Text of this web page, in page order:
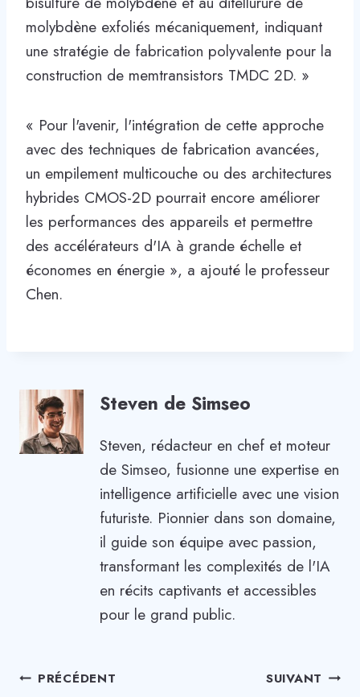
molybdène exfoliés mécaniquement, indiquant
une stratégie de fabrication polyvalente pour la
construction de memtransistors TMDC 2D. »
« Pour l'avenir, l'intégration de cette approche
avec des techniques de fabrication avancées,
un empilement multicouche ou des architectures
hybrides CMOS-2D pourrait encore améliorer
les performances des appareils et permettre
des accélérateurs d'IA à grande échelle et
économes en énergie », a ajouté le professeur
Chen.
Steven de Simseo
Steven, rédacteur en chef et moteur
de Simseo, fusionne une expertise en
intelligence artificielle avec une vision
futuriste. Pionnier dans son domaine,
il guide son équipe avec passion,
transformant les complexités de l'IA
en récits captivants et accessibles
pour le grand public.
Navigation
PRÉCÉDENT SUIVANT